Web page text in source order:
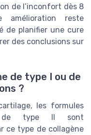
de l’inconfort dès 8
reste
de planifier une cure
des conclusions sur
de type I ou de
?
les formules
de type II sont
ce type de collagène